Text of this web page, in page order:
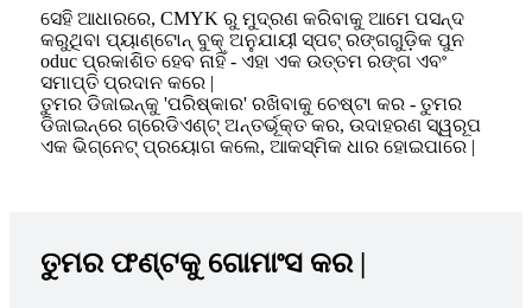
ସେହି ଆଧାରରେ, CMYK ରୁ ମୁଦ୍ରଣ କରିବାକୁ ଆମେ ପସନ୍ଦ
କରୁଥିବା ପ୍ୟାଣ୍ଟୋନ୍ ବୁକ୍ ଅନୁଯାୟୀ ସ୍ପଟ୍ ରଙ୍ଗଗୁଡ଼ିକ ପୁନ
oduc ପ୍ରକାଶିତ ହେବ ନାହିଁ - ଏହା ଏକ ଉତ୍ତମ ରଙ୍ଗ ଏବଂ
ସମାପ୍ତି ପ୍ରଦାନ କରେ |
ତୁମର ଡିଜାଇନ୍କୁ 'ପରିଷ୍କାର' ରଖିବାକୁ ଚେଷ୍ଟା କର - ତୁମର
ଡିଜାଇନ୍ରେ ଗ୍ରେଡିଏଣ୍ଟ୍ ଅନ୍ତର୍ଭୂକ୍ତ କର, ଉଦାହରଣ ସ୍ୱରୂପ
ଏକ ଭିଗ୍ନେଟ୍ ପ୍ରୟୋଗ କଲେ, ଆକସ୍ମିକ ଧାର ହୋଇପାରେ |
ତୁମର ଫଣ୍ଟକୁ ଗୋମାଂସ କର |